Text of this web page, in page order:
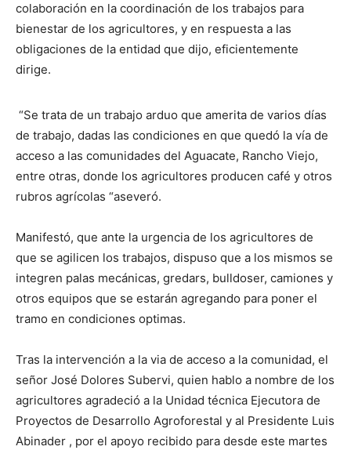
colaboración en la coordinación de los trabajos para
bienestar de los agricultores, y en respuesta a las
obligaciones de la entidad que dijo, eficientemente
dirige.
“Se trata de un trabajo arduo que amerita de varios días
de trabajo, dadas las condiciones en que quedó la vía de
acceso a las comunidades del Aguacate, Rancho Viejo,
entre otras, donde los agricultores producen café y otros
rubros agrícolas “aseveró.
Manifestó, que ante la urgencia de los agricultores de
que se agilicen los trabajos, dispuso que a los mismos se
integren palas mecánicas, gredars, bulldoser, camiones y
otros equipos que se estarán agregando para poner el
tramo en condiciones optimas.
Tras la intervención a la via de acceso a la comunidad, el
señor José Dolores Subervi, quien hablo a nombre de los
agricultores agradeció a la Unidad técnica Ejecutora de
Proyectos de Desarrollo Agroforestal y al Presidente Luis
Abinader , por el apoyo recibido para desde este martes